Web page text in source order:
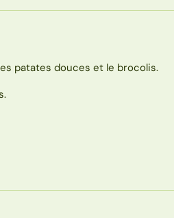
patates douces et le brocolis.